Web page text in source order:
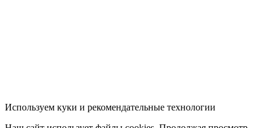
Используем куки и рекомендательные технологии